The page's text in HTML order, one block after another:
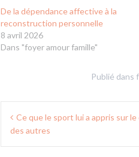
De la dépendance affective à la
reconstruction personnelle
8 avril 2026
Dans "foyer amour famille"
Publié dans
Navigation
deCe que le sport lui a appris sur
des autres